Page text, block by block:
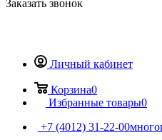
Заказать звонок
Личный кабинет
Корзина0
Избранные товары0
+7 (4012) 31-22-00